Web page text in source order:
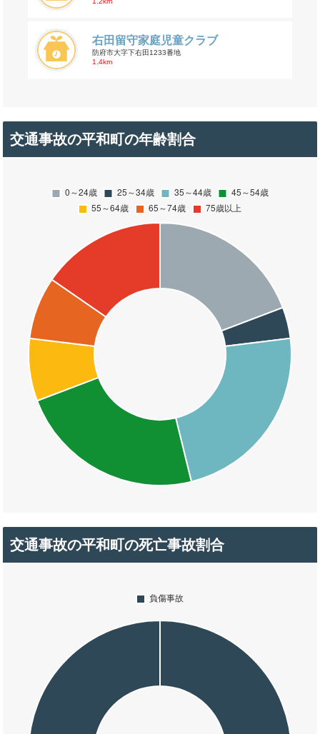
右田留守家庭児童クラブ
防府市大字下右田1233番地
1.4km
交通事故の平和町の年齢割合
交通事故の平和町の死亡事故割合